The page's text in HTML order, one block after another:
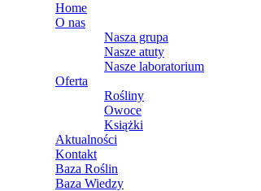
Home
O nas
Nasza grupa
Nasze atuty
Nasze laboratorium
Oferta
Rośliny
Owoce
Książki
Aktualności
Kontakt
Baza Roślin
Baza Wiedzy